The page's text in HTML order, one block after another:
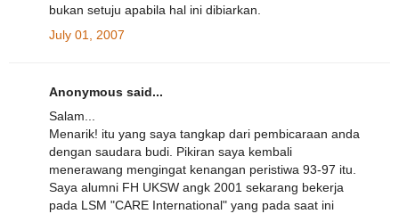
bukan setuju apabila hal ini dibiarkan.
July 01, 2007
Anonymous said...
Salam...
Menarik! itu yang saya tangkap dari pembicaraan anda
dengan saudara budi. Pikiran saya kembali
menerawang mengingat kenangan peristiwa 93-97 itu.
Saya alumni FH UKSW angk 2001 sekarang bekerja
pada LSM "CARE International" yang pada saat ini